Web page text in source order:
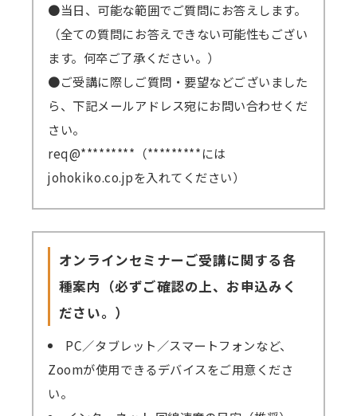
●当日、可能な範囲でご質問にお答えします。
（全ての質問にお答えできない可能性もござい
ます。何卒ご了承ください。）
●ご受講に際しご質問・要望などございました
ら、下記メールアドレス宛にお問い合わせくだ
さい。
req@*********（*********には
johokiko.co.jpを入れてください）
オンラインセミナーご受講に関する各
種案内（必ずご確認の上、お申込みく
ださい。）
PC／タブレット／スマートフォンなど、
Zoomが使用できるデバイスをご用意くださ
い。